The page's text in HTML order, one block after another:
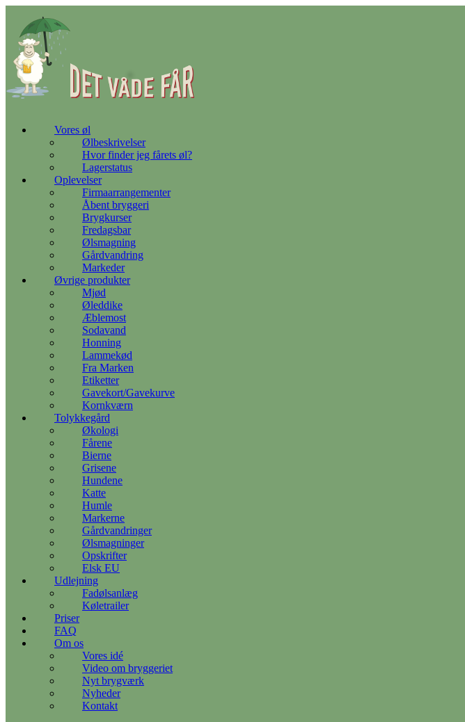
indhold
Vores øl
Ølbeskrivelser
Hvor finder jeg fårets øl?
Lagerstatus
Oplevelser
Firmaarrangementer
Åbent bryggeri
Brygkurser
Fredagsbar
Ølsmagning
Gårdvandring
Markeder
Øvrige produkter
Mjød
Øleddike
Æblemost
Sodavand
Honning
Lammekød
Fra Marken
Etiketter
Gavekort/Gavekurve
Kornkværn
Tolykkegård
Økologi
Fårene
Bierne
Grisene
Hundene
Katte
Humle
Markerne
Gårdvandringer
Ølsmagninger
Opskrifter
Elsk EU
Udlejning
Fadølsanlæg
Køletrailer
Priser
FAQ
Om os
Vores idé
Video om bryggeriet
Nyt brygværk
Nyheder
Kontakt